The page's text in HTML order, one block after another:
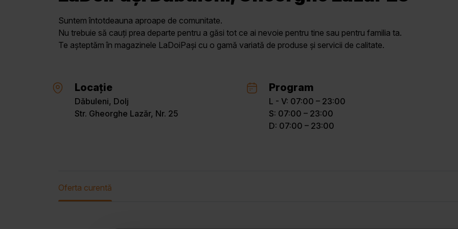
Suntem întotdeauna aproape de comunitate.
Nu trebuie să cauți prea departe pentru a găsi tot ce ai nevoie pentru tine sau pentru familia ta.
Te așteptăm în magazinele LaDoiPași cu o gamă variată de produse și servicii de calitate.
Locație
Dăbuleni, Dolj
Str. Gheorghe Lazăr, Nr. 25
Program
L - V: 07:00 – 23:00
S: 07:00 – 23:00
D: 07:00 – 23:00
Oferta curentă